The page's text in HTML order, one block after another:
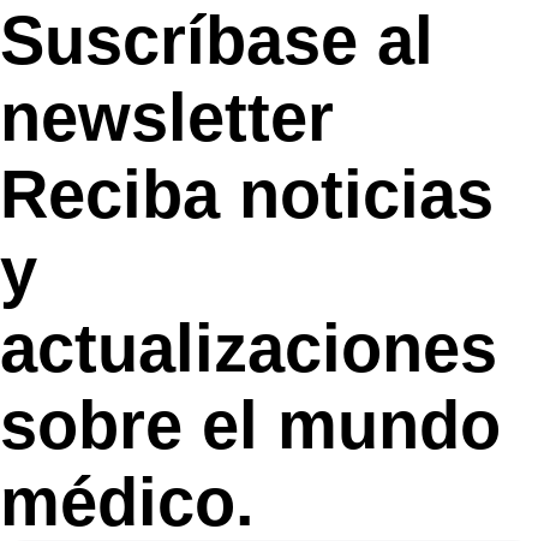
Suscríbase al
newsletter
Reciba noticias
y
actualizaciones
sobre el mundo
médico.